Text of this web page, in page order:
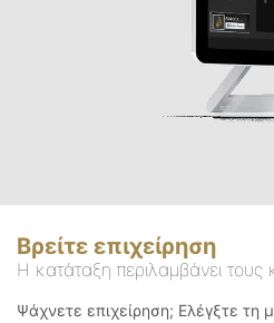
Βρείτε επιχείρηση
Η κατάταξη περιλαμβάνει
Ψάχνετε επιχείρηση; Ελέγξτε τη